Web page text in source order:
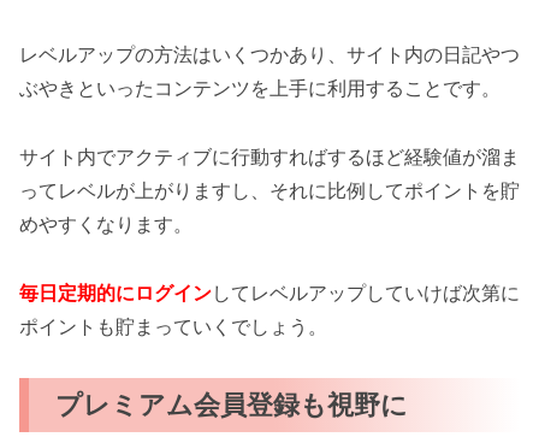
レベルアップの方法はいくつかあり、サイト内の日記やつ
ぶやきといったコンテンツを上手に利用することです。
サイト内でアクティブに行動すればするほど経験値が溜ま
ってレベルが上がりますし、それに比例してポイントを貯
めやすくなります。
毎日定期的にログインしてレベルアップしていけば次第に
ポイントも貯まっていくでしょう。
プレミアム会員登録も視野に